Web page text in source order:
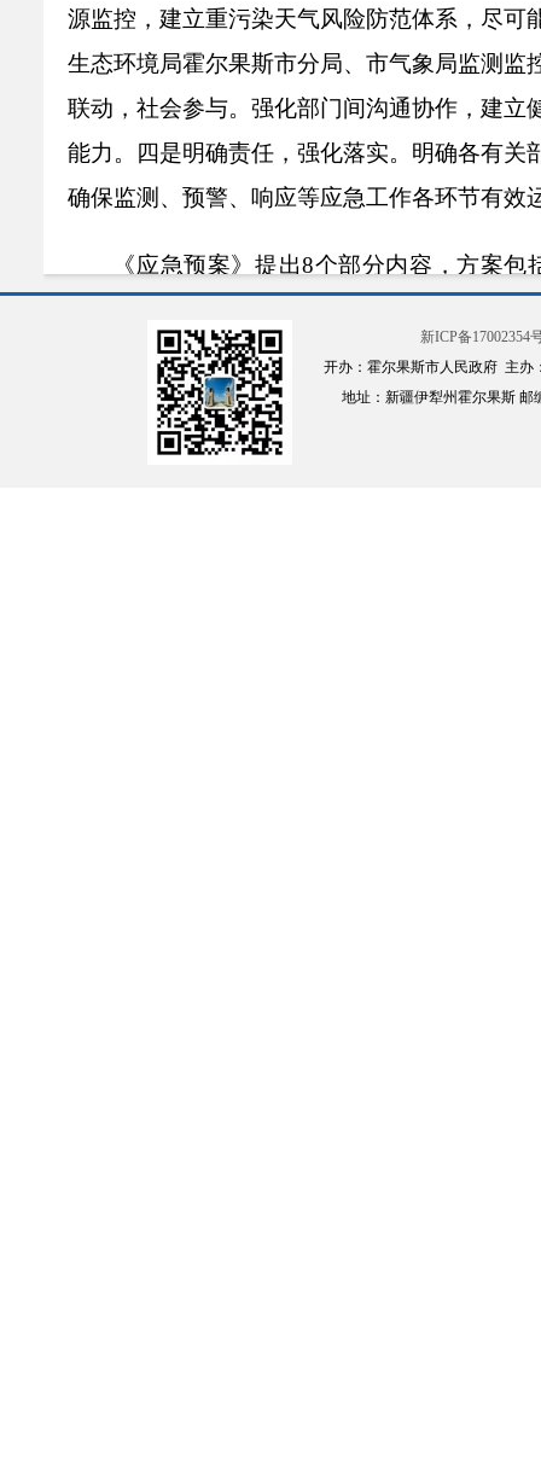
源监控，建立重污染天气风险防范体系，尽
生态环境局霍尔果斯市分局、 市气象局监测监
联动，社会参与。强化部门间沟通协作，建
能力。
四是明确责任，强化落实。明确各有关
确保监测、预警、响应等应急工作各环节有效
《应急预案》提出8个部分内容，方案包
霍尔果斯市重污染天气应急指挥部，其中包含
本预案适用于霍尔果斯市
新ICP备17002354
开办：霍尔果斯市人民政府 主办
地址：新疆伊犁州霍尔果斯